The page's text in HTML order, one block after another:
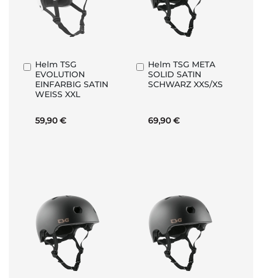
Helm TSG
EVOLUTION
EINFARBIG SATIN
WEISS XXL
59,90 €
In
den
Warenkorb
Helm TSG META
SOLID SATIN
SCHWARZ XXS/XS
69,90 €
In
den
Warenkorb